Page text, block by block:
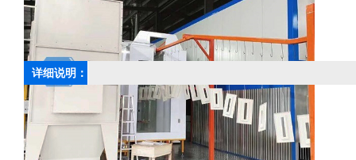
详细说明：
上一篇： 管道喷粉涂装线